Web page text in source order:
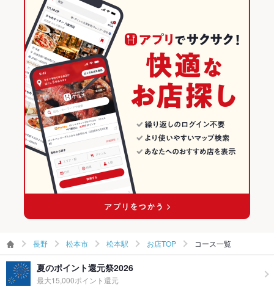
松本駅 × 和風
松本市 × 和食
松本市 × 鍋
松本駅 × 和食
松本駅 × 鍋
長野 × 居酒屋
長野 × 和風
長野 × 和食
長野 × 鍋
デザート 白湯ラーメン
長野の居酒屋ランキング
松本市のグルメランキング
松本市の居酒屋ランキング
松本駅のグルメランキング
松本駅の居酒屋ランキング
長野 松本市 松本駅 お店TOP コース一覧
夏のポイント還元祭2026
最大15,000ポイント還元